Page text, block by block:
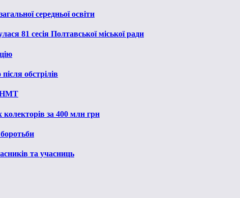
середньої освіти
81 сесія Полтавської міської ради
обстрілів
НМТ
за 400 млн грн
та учасниць